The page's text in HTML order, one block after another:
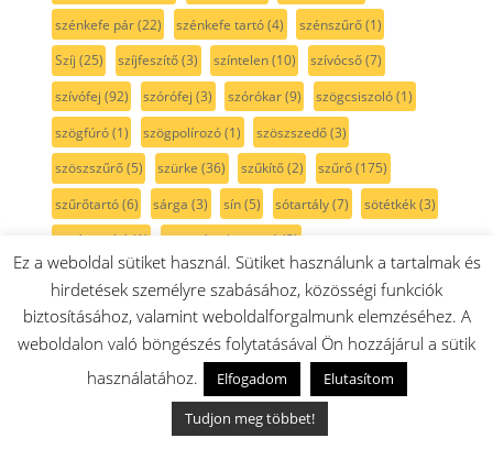
szénkefe pár(22) szénkefe tartó(4) szénszűrő(1)
Szíj (25) szíjfeszítő(3) színtelen(10) szívócső(7)
szívófej (92) szórófej (3) szórókar(9) szögcsiszoló(1)
szögfúró(1) szögpolírozó(1) szöszszedő(3)
szöszszűrő(5) szürke (36) szűkítő(2) szűrő(175)
szűrőtartó(6) sárga (3) sín(5) sótartály(7) sötétkék(3)
sövénynyíró(1) sütemény kinyomó(3)
sütőajtó gumi(5) sütőajtó külső üveg(17) sütőbelső(45)
sütő forgókapcsoló(22) sütőfunkciókapcsoló(20)
sütő hőmérő(1) sütő izzó(18) sütőkapcsoló(18)
sütő lámpa(9) sütő programválasztó
Ez a weboldal sütiket használ. Sütiket használunk a tartalmak és
hirdetések személyre szabásához, közösségi funkciók
biztosításához, valamint weboldalforgalmunk elemzéséhez. A
weboldalon való böngészés folytatásával Ön hozzájárul a sütik
használatához.
Elfogadom
Elutasítom
Tudjon meg többet!